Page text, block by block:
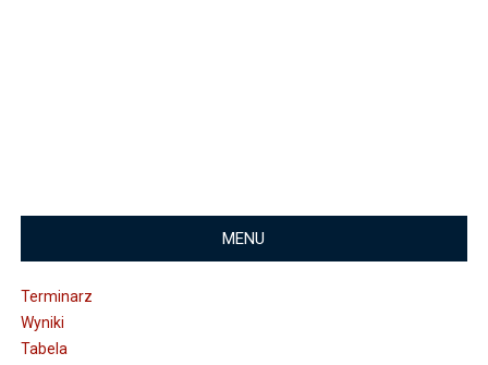
MENU
Terminarz
Wyniki
Tabela